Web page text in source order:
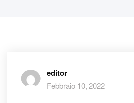
editor
Febbraio 10, 2022